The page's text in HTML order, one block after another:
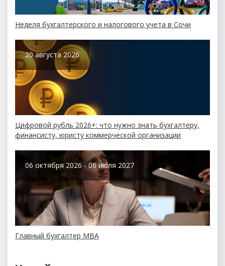
Неделя бухгалтерского и налогового учета в Сочи
20 августа 2026
Цифровой рубль 2026+: что нужно знать бухгалтеру,
финансисту, юристу коммерческой организации
06 октября 2026 - 06 июля 2027
Главный бухгалтер МBA